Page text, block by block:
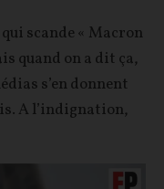
scande « Macron
quand on a dit ça,
s’en donnent
A l’indignation,